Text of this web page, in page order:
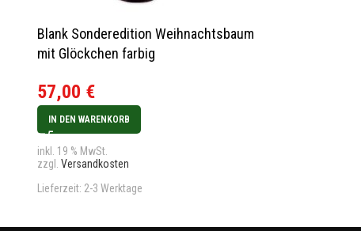
Blank Sonderedition Weihnachtsbaum
mit Glöckchen farbig
57,00 €
IN DEN WARENKORB
inkl. 19 % MwSt.
zzgl. Versandkosten
Lieferzeit: 2-3 Werktage